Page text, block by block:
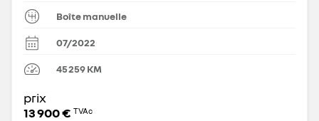
Boîte manuelle
07/2022
45 259KM
prix
13 900 € TVAc